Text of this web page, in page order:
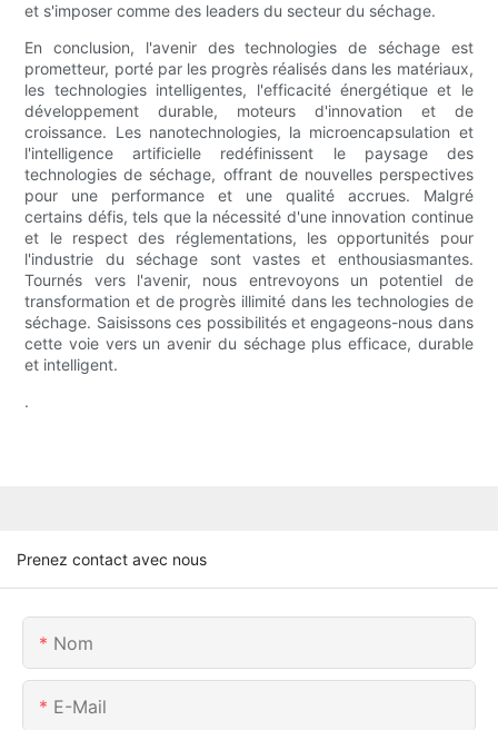
et s'imposer comme des leaders du secteur du séchage.
En conclusion, l'avenir des technologies de séchage est
prometteur, porté par les progrès réalisés dans les matériaux,
les technologies intelligentes, l'efficacité énergétique et le
développement durable, moteurs d'innovation et de
croissance. Les nanotechnologies, la microencapsulation et
l'intelligence artificielle redéfinissent le paysage des
technologies de séchage, offrant de nouvelles perspectives
pour une performance et une qualité accrues. Malgré
certains défis, tels que la nécessité d'une innovation continue
et le respect des réglementations, les opportunités pour
l'industrie du séchage sont vastes et enthousiasmantes.
Tournés vers l'avenir, nous entrevoyons un potentiel de
transformation et de progrès illimité dans les technologies de
séchage. Saisissons ces possibilités et engageons-nous dans
cette voie vers un avenir du séchage plus efficace, durable
et intelligent.
.
Prenez contact avec nous
Nom
E-Mail